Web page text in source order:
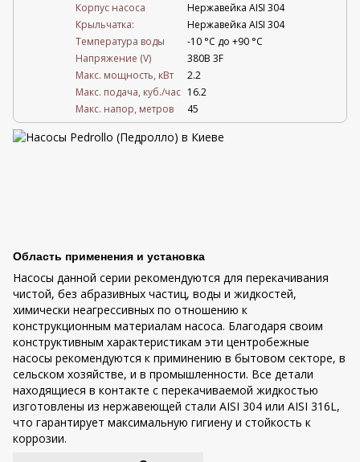
Корпус насоса
Нержавейка AISI 304
Крыльчатка:
Нержавейка AISI 304
Температура воды
-10 °C до +90 °C
Напряжение (V)
380В 3F
Mакс. мощность, кВт
2.2
Mакс. подача, куб./час 16.2
Maкс. напор, метров
45
Область применения и установка
Насосы данной серии рекомендуются для перекачивания
чистой, без абразивных частиц, воды и жидкостей,
химически неагрессивных по отношению к
конструкционным материалам насоса. Благодаря своим
конструктивным характеристикам эти центробежные
насосы рекомендуются к приминению в бытовом секторе, в
сельском хозяйстве, и в промышленности. Все детали
находящиеся в контакте с перекачиваемой жидкостью
изготовлены из нержавеющей стали AISI 304 или AISI 316L,
что гарантирует максимальную гигиену и стойкость к
коррозии.